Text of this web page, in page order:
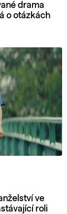
drama
o otázkách
ve
roli